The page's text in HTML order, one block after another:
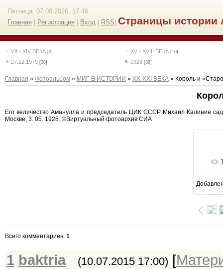
Пятница, 07.08.2026, 17:46
Главная
Регистрация Вход RSS Страницы истории
VII - XIV ВЕКА [9] XV - XVIII ВЕКА [10]
27.12.1979 [30] 1928 [88]
Главная » Фотоальбом» МИГ В ИСТОРИИ » ХХ-XXI ВЕКА» Король и
Его величество Аманулла и председатель ЦИК СССР Михаил Калинин
Москве, 3. 05. 1928. ©Виртуальный фотоархив СИА
Всего комментариев: 1
1 baktria (10.07.2015 17:00) [